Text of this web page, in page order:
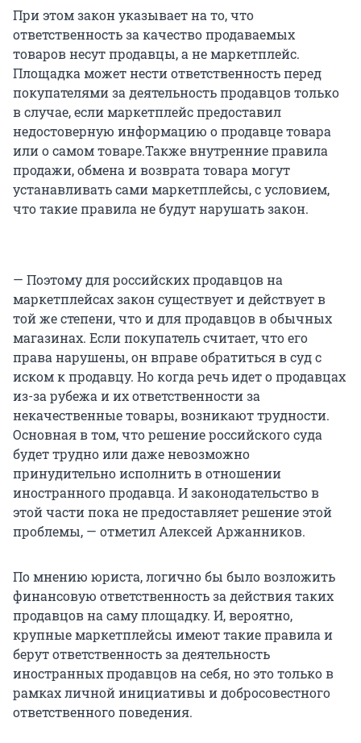
При этом закон указывает на то, что
ответственность за качество продаваемых
товаров несут продавцы, а не маркетплейс.
Площадка может нести ответственность перед
покупателями за деятельность продавцов только
в случае, если маркетплейс предоставил
недостоверную информацию о продавце товара
или о самом товаре.Также внутренние правила
продажи, обмена и возврата товара могут
устанавливать сами маркетплейсы, с условием,
что такие правила не будут нарушать закон.
— Поэтому для российских продавцов на
маркетплейсах закон существует и действует в
той же степени, что и для продавцов в обычных
магазинах. Если покупатель считает, что его
права нарушены, он вправе обратиться в суд с
иском к продавцу. Но когда речь идет о продавцах
из-за рубежа и их ответственности за
некачественные товары, возникают трудности.
Основная в том, что решение российского суда
будет трудно или даже невозможно
принудительно исполнить в отношении
иностранного продавца. И законодательство в
этой части пока не предоставляет решение этой
проблемы, — отметил Алексей Аржанников.
По мнению юриста, логично бы было возложить
финансовую ответственность за действия таких
продавцов на саму площадку. И, вероятно,
крупные маркетплейсы имеют такие правила и
берут ответственность за деятельность
иностранных продавцов на себя, но это только в
рамках личной инициативы и добросовестного
ответственного поведения.